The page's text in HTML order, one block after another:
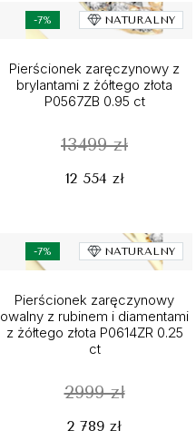
-7% NATURALNY
Pierścionek zaręczynowy z
brylantami z żółtego złota
P0567ZB 0.95 ct
13499 zł
12 554 zł
-7% NATURALNY
Pierścionek zaręczynowy
owalny z rubinem i diamentami
z żółtego złota P0614ZR 0.25
ct
2999 zł
2 789 zł